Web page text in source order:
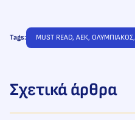
Tags: MUST READ, ΑΕΚ, ΟΛΥΜΠΙΑΚΟΣ,
Σχετικά άρθρα